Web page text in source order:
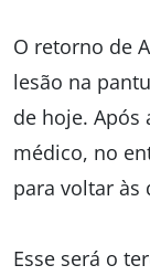
O retorno de
lesão na
de hoje. Após
médico, no
para voltar às
Esse será o